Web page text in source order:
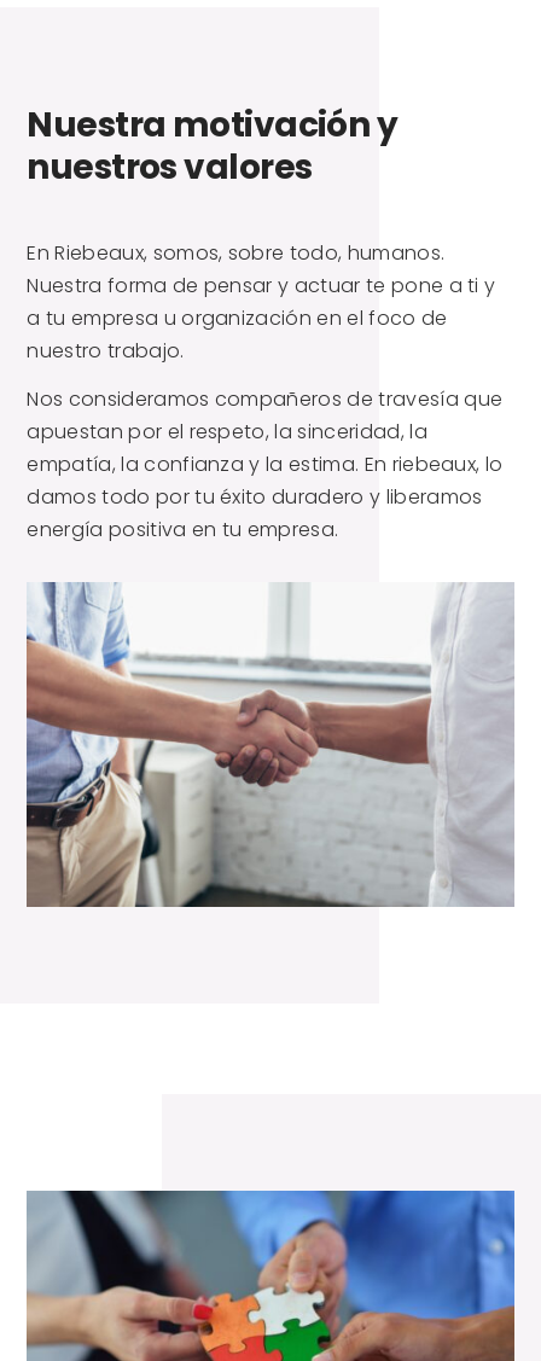
Nuestra motivación y
nuestros valores
En Riebeaux, somos, sobre todo, humanos.
Nuestra forma de pensar y actuar te pone a ti y
a tu empresa u organización en el foco de
nuestro trabajo.
Nos consideramos compañeros de travesía que
apuestan por el respeto, la sinceridad, la
empatía, la confianza y la estima. En riebeaux, lo
damos todo por tu éxito duradero y liberamos
energía positiva en tu empresa.